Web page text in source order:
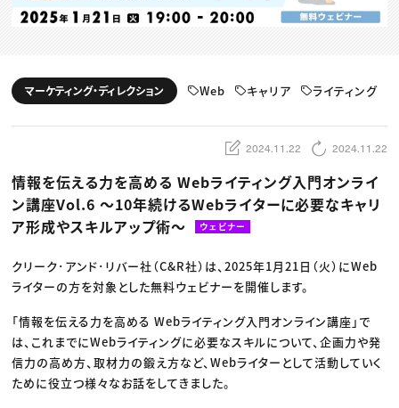
スキルアップしたい！
動画配信・映像制作
編集・ライティング
ディレクション
TOP Creator’s コラム トップ
Webクリエイター
ゲームクリエイター
クリエイターインタビュー
C＆R Magazine
セミナー
ニュース・トレンド トップ
Web
映像
ゲーム・エンタメ
広告
CREATIVE VILLAGEからのお知らせ
マーケティング・ディレクション Web キャリア ライティング
2024.11.22 2024.11.22
情報を伝える力を高める Webライティング入門オンライ
ン講座Vol.6 〜10年続けるWebライターに必要なキャリ
ア形成やスキルアップ術〜
ウェビナー
クリーク･アンド･リバー社（C&R社）は、2025年1月21日（火）にWeb
ライターの方を対象とした無料ウェビナーを開催します。
「情報を伝える力を高める Webライティング入門オンライン講座」で
は、これまでにWebライティングに必要なスキルについて、企画力や発
信力の高め方、取材力の鍛え方など、Webライターとして活動していく
ために役立つ様々なお話をしてきました。